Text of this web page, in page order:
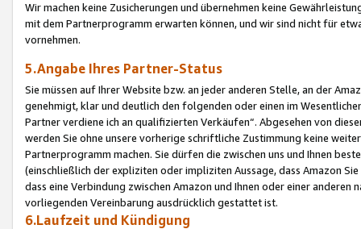
Wir machen keine Zusicherungen und übernehmen keine
mit dem Partnerprogramm erwarten können, und wir sind nicht für
vornehmen.
5.Angabe Ihres Partner-Status
Sie müssen auf Ihrer Website bzw. an jeder anderen Stelle, an der
genehmigt, klar und deutlich den folgenden oder einen im
Partner verdiene ich an qualifizierten Verkäufen“. Abgesehen von
werden Sie ohne unsere vorherige schriftliche Zustimmung keine
Partnerprogramm machen. Sie dürfen die zwischen uns und Ihnen
(einschließlich der expliziten oder impliziten Aussage, dass Amazon
dass eine Verbindung zwischen Amazon und Ihnen oder einer
vorliegenden Vereinbarung ausdrücklich gestattet ist.
6.Laufzeit und Kündigung